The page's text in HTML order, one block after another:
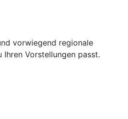
vorwiegend regionale
Vorstellungen passt.